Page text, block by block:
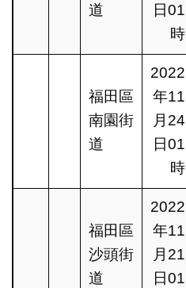
道
日01
時
福田區
南園街
道
2022
年11
月24
日01
時
福田區
沙頭街
道
2022
年11
月21
日01